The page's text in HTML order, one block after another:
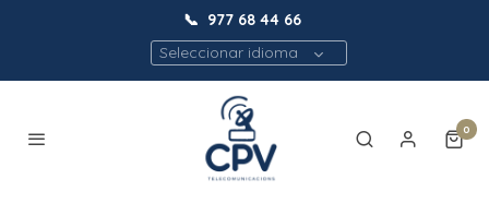
📞 977 68 44 66
Seleccionar idioma
0